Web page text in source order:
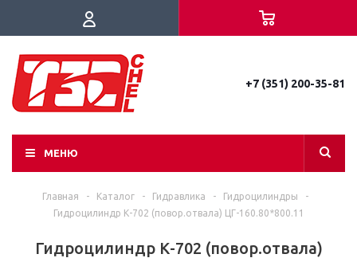
+7 (351) 200-35-81
МЕНЮ
Главная - Каталог - Гидравлика - Гидроцилиндры
-
Гидроцилиндр К-702 (повор.отвала) ЦГ-160.80*800.11
Гидроцилиндр К-702 (повор.отвала)